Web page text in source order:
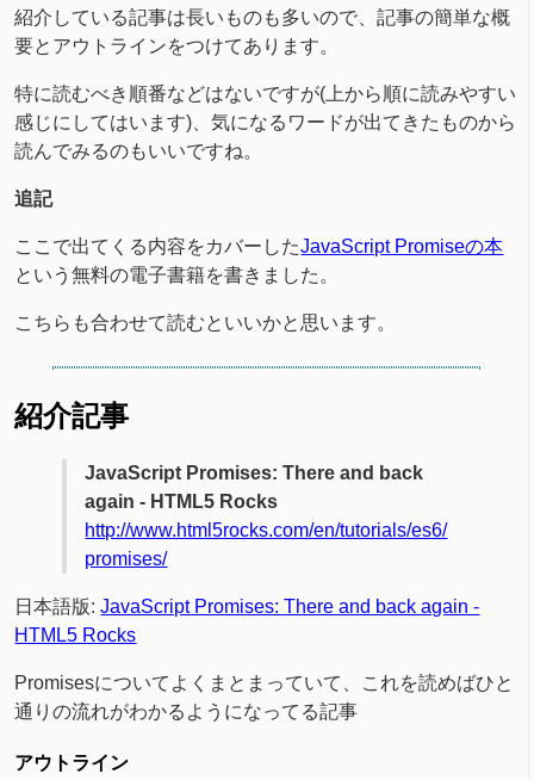
紹介している記事は長いものも多いので、記事の簡単な概
要とアウトラインをつけてあります。
特に読むべき順番などはないですが(上から順に読みやすい
感じにしてはいます)、気になるワードが出てきたものから
読んでみるのもいいですね。
追記
ここで出てくる内容をカバーしたJavaScript Promiseの本
という無料の電子書籍を書きました。
こちらも合わせて読むといいかと思います。
紹介記事
JavaScript Promises: There and back
again - HTML5 Rocks
http://www.html5rocks.com/en/tutorials/es6/
promises/
日本語版:JavaScript Promises: There and back again -
HTML5 Rocks
Promisesについてよくまとまっていて、これを読めばひと
通りの流れがわかるようになってる記事
アウトライン